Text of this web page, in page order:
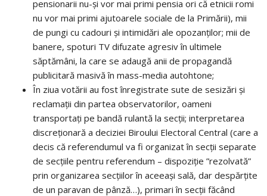
pensionarii nu-și vor mai primi pensia ori că etnicii romi
nu vor mai primi ajutoarele sociale de la Primării), mii
de pungi cu cadouri și intimidări ale opozanților; mii de
banere, spoturi TV difuzate agresiv în ultimele
săptămâni, la care se adaugă anii de propagandă
publicitară masivă în mass-media autohtone;
În ziua votării au fost înregistrate sute de sesizări și
reclamații din partea observatorilor, oameni
transportați pe bandă rulantă la secții; interpretarea
discreționară a deciziei Biroului Electoral Central (care a
decis că referendumul va fi organizat în secții separate
de secțiile pentru referendum – dispoziție ”rezolvată”
prin organizarea secțiilor în aceeași sală, dar despărțite
de un paravan de pânză…), primari în secții făcând